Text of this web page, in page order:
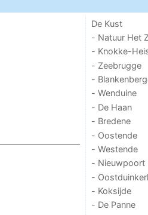
De Kust
- Natuur Het
- Knokke-
- Zeebrugge
-
- Wenduine
- De Haan
- Bredene
- Oostende
- Westende
- Nieuwpoort
-
- Koksijde
- De Panne